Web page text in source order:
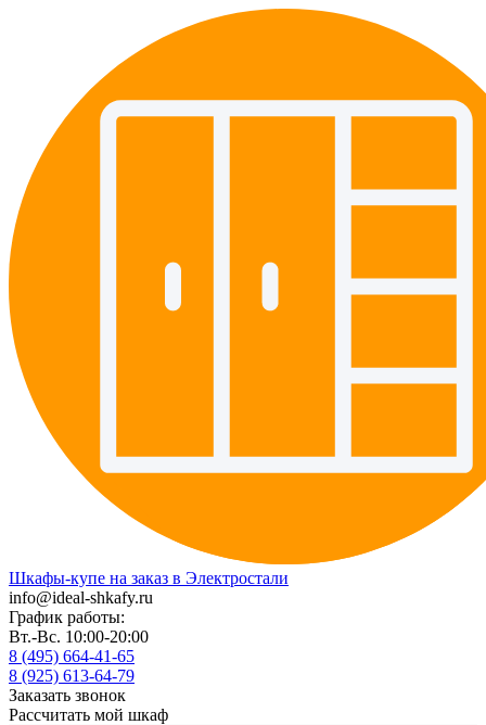
Шкафы-купе на заказ в Электростали
info@ideal-shkafy.ru
График работы:
Вт.-Вс. 10:00-20:00
8 (495) 664-41-65
8 (925) 613-64-79
Заказать звонок
Рассчитать мой шкаф